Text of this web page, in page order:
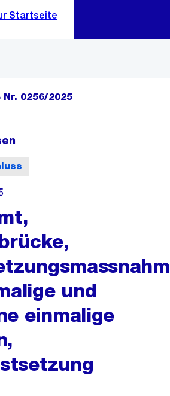
ein
Nr. 0256/2025
und
einmalige